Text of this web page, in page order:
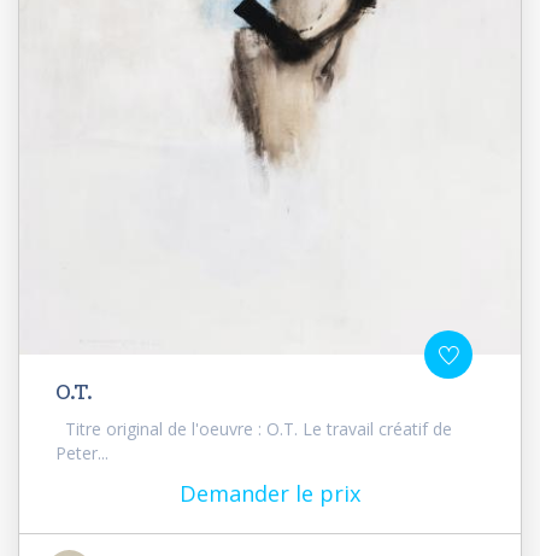
O.T.
Titre original de l'oeuvre : O.T. Le travail créatif de
Peter...
Demander le prix